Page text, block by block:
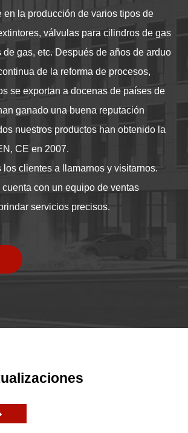
en la producción de varios tipos de
válvulas para cilindros de gas
de gas, etc. Después de años de arduo
de la reforma de procesos,
se exportan a docenas de países de
ganado una buena reputación
nuestros productos han obtenido la
CE en 2007.
los clientes a llamarnos y visitarnos.
cuenta con un equipo de ventas
servicios precisos.